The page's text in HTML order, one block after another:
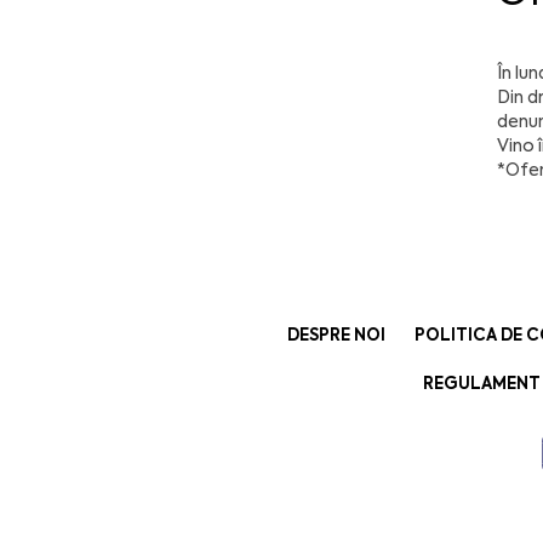
În
Din
Vino
DESPRE NOI POLITICA DE